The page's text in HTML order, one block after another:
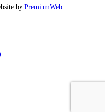
by PremiumWeb